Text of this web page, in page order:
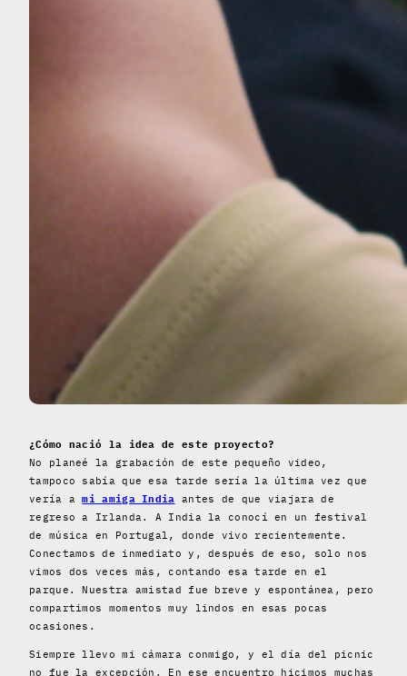
¿Cómo nació la idea de este proyecto?
No planeé la grabación de este pequeño video,
tampoco sabía que esa tarde sería la última vez que
vería ami amiga India antes de que viajara de
regreso a Irlanda. A India la conocí en un festival
de música en Portugal, donde vivo recientemente.
Conectamos de inmediato y, después de eso, solo nos
vimos dos veces más, contando esa tarde en el
parque. Nuestra amistad fue breve y espontánea, pero
compartimos momentos muy lindos en esas pocas
ocasiones.
Siempre llevo mi cámara conmigo, y el día del picnic
no fue la excepción. En ese encuentro hicimos muchas